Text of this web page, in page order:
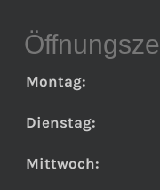
Montag:
Dienstag:
Mittwoch: